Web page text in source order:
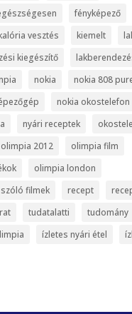
fényképező
vesztés kiemelt
kiegészítő
nokia
nokia 808
nokia okostelefon
nyári receptek
olimpia 2012
olimpia film
olimpia london
filmek
recept
tudatalatti
tudomány
ízletes nyári étel